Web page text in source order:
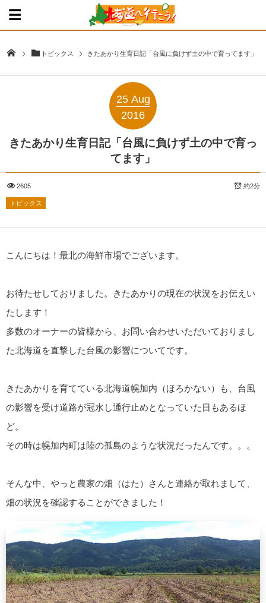
トピックス きたあかり生育日記「台風に負けず土の中で育ってます」
25 Aug
2016
きたあかり生育日記「台風に負けず土の中で育っ
てます」
2605 約2分
トピックス
こんにちは！最北の海鮮市場でございます。
お待たせしておりました。きたあかりの現在の状況をお伝えい
たします！
多数のオーナーの皆様から、お問い合わせいただいておりまし
た北海道を直撃した台風の影響についてです。
きたあかりを育てている北海道幌加内（ほろかない）も、台風
の影響を受け道路が冠水し通行止めとなっていた日もあるほ
ど。
その時は幌加内町は陸の孤島のような状況だったんです。。。
そんな中、やっと農家の畑（はた）さんと連絡が取れまして、
畑の状況を確認することができました！